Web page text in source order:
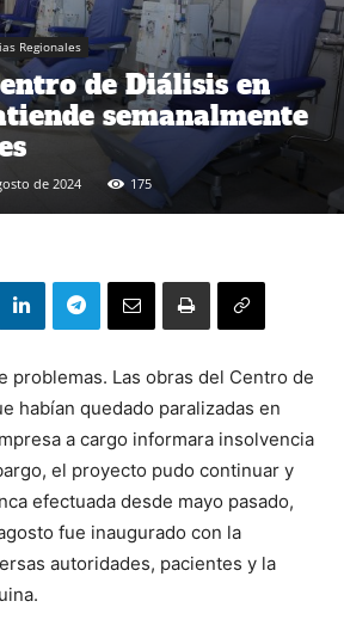
Regionales
de Diálisis en
semanalmente
de 2024 175
problemas. Las obras del Centro de
habían quedado paralizadas en
a cargo informara insolvencia
el proyecto pudo continuar y
efectuada desde mayo pasado,
fue inaugurado con la
autoridades, pacientes y la